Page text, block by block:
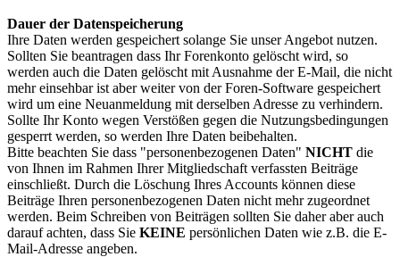
Dau­er der Da­ten­spei­che­rung
Ihre Daten werden gespeichert solange Sie unser Angebot nutzen.
Sollten Sie beantragen dass Ihr Forenkonto gelöscht wird, so
werden auch die Daten gelöscht mit Ausnahme der E-Mail, die nicht
mehr einsehbar ist aber weiter von der Foren-Software gespeichert
wird um eine Neuanmeldung mit derselben Adresse zu verhindern.
Sollte Ihr Konto wegen Verstößen gegen die Nutzungsbedingungen
gesperrt werden, so werden Ihre Daten beibehalten.
Bitte beachten Sie dass "personenbezogenen Daten" NICHT die
von Ihnen im Rahmen Ihrer Mitgliedschaft verfassten Beiträge
einschließt. Durch die Löschung Ihres Accounts können diese
Beiträge Ihren personenbezogenen Daten nicht mehr zugeordnet
werden. Beim Schreiben von Beiträgen sollten Sie daher aber auch
darauf achten, dass Sie KEINE persönlichen Daten wie z.B. die E-
Mail-Adresse angeben.